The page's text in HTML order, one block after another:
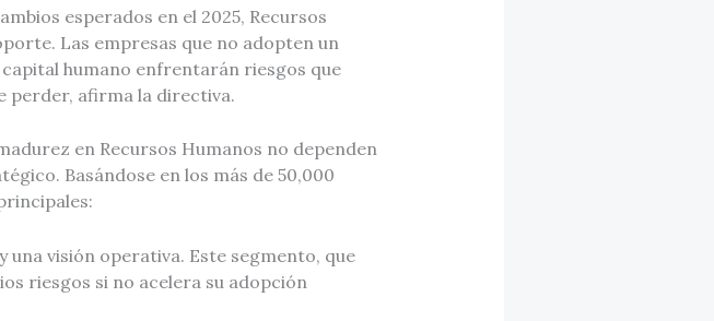
esperados en el 2025, Recursos
Las empresas que no adopten un
humano enfrentarán riesgos que
perder, afirma la directiva.
en Recursos Humanos no dependen
Basándose en los más de 50,000
visión operativa. Este segmento, que
riesgos si no acelera su adopción